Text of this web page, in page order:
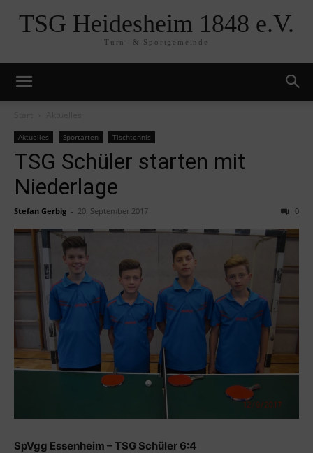
TSG Heidesheim 1848 e.V.
Turn- & Sportgemeinde
Aktuelles Sportarten Tischtennis
TSG Schüler starten mit
Niederlage
Stefan Gerbig - 20. September 2017 0
SpVgg Essenheim – TSG Schüler 6:4